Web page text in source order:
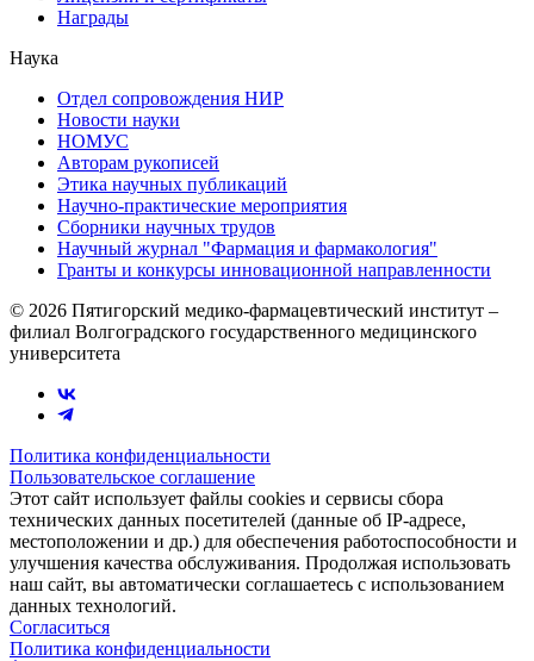
Награды
Наука
Отдел сопровождения НИР
Новости науки
НОМУС
Авторам рукописей
Этика научных публикаций
Научно-практические мероприятия
Сборники научных трудов
Научный журнал "Фармация и фармакология"
Гранты и конкурсы инновационной направленности
© 2026 Пятигорский медико-фармацевтический институт –
филиал Волгоградского государственного медицинского
университета
Политика конфиденциальности
Пользовательское соглашение
Этот сайт использует файлы cookies и сервисы сбора
технических данных посетителей (данные об IP-адресе,
местоположении и др.) для обеспечения работоспособности и
улучшения качества обслуживания. Продолжая использовать
наш сайт, вы автоматически соглашаетесь с использованием
данных технологий.
Согласиться
Политика конфиденциальности